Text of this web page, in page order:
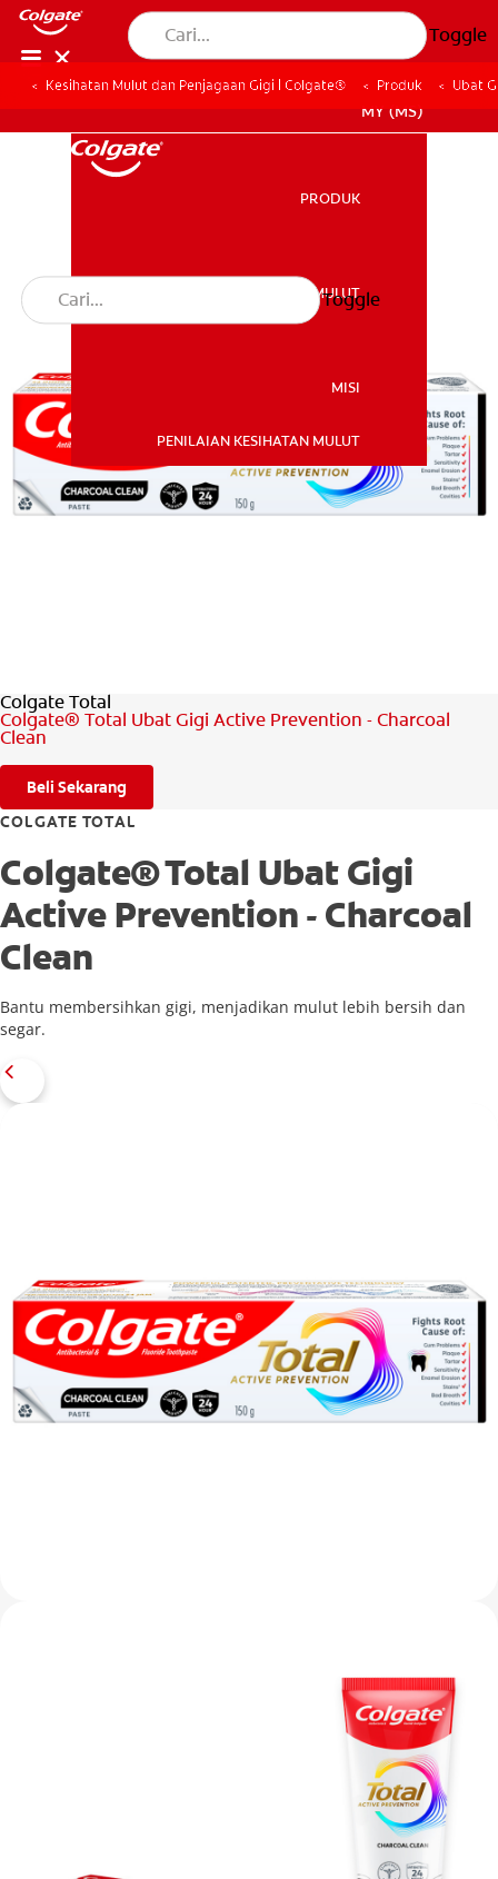
Toggle
MISI
MY (MS)
PRODUK
KESIHATAN MULUT
MISI
PENILAIAN KESIHATAN MULUT
Toggle
Kesihatan Mulut dan Penjagaan Gigi | Colgate® Produk Ubat
Colgate Total
Colgate® Total Ubat Gigi Active Prevention - Charcoal
Clean
Beli Sekarang
COLGATE TOTAL
Colgate® Total Ubat Gigi
Active Prevention - Charcoal
Clean
Bantu membersihkan gigi, menjadikan mulut lebih bersih dan
segar.